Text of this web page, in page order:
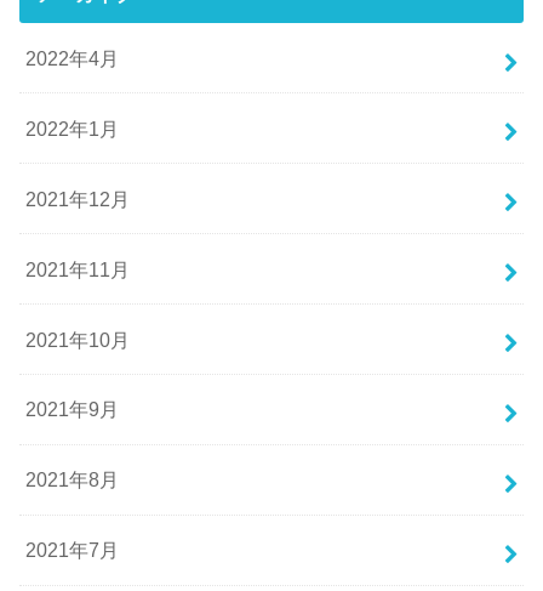
2022年4月
2022年1月
2021年12月
2021年11月
2021年10月
2021年9月
2021年8月
2021年7月